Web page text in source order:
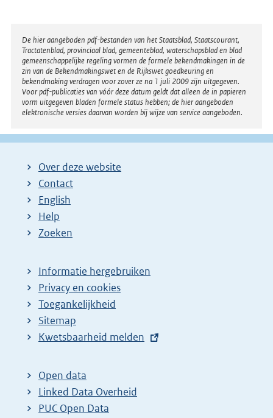
Disclaimer
De hier aangeboden pdf-bestanden van het Staatsblad, Staatscourant,
Tractatenblad, provinciaal blad, gemeenteblad, waterschapsblad en blad
gemeenschappelijke regeling vormen de formele bekendmakingen in de
zin van de Bekendmakingswet en de Rijkswet goedkeuring en
bekendmaking verdragen voor zover ze na 1 juli 2009 zijn uitgegeven.
Voor pdf-publicaties van vóór deze datum geldt dat alleen de in papieren
vorm uitgegeven bladen formele status hebben; de hier aangeboden
elektronische versies daarvan worden bij wijze van service aangeboden.
Over deze website
Contact
English
Help
Zoeken
Informatie hergebruiken
Privacy en cookies
Toegankelijkheid
Sitemap
E
t
e
r
Kwetsbaarheid melden
Open data
Linked Data Overheid
PUC Open Data